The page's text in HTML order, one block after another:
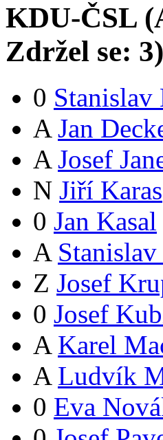
KDU-ČSL (
Zdržel se: 3)
0 Stanislav
A Jan
A Josef
N Jiří Karas
0 Jan Kasal
A
Z Josef
0 Josef
A Karel
A Ludvík
0 Eva